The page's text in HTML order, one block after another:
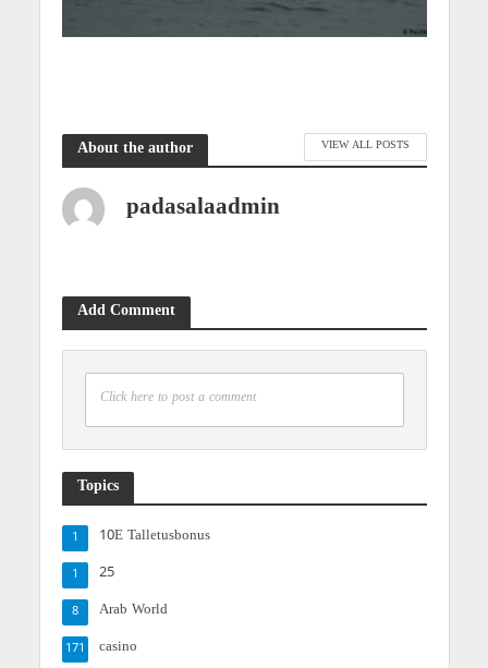
About the author VIEW ALL POSTS
padasalaadmin
Add Comment
Click here to post a comment
Topics
10E Talletusbonus
1
25
1
Arab World
8
casino
171